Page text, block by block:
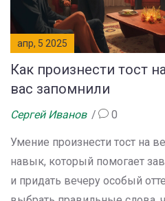
апр, 5 2025
Как произнести тост
вас запомнили
Сергей Иванов 0
Умение произнести тост на
навык, который помогает
и придать вечеру особый